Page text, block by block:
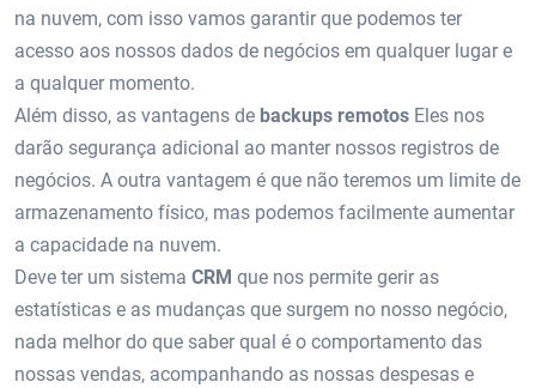
na nuvem, com isso vamos garantir que podemos ter
acesso aos nossos dados de negócios em qualquer lugar e
a qualquer momento.
Além disso, as vantagens de backups remotos Eles nos
darão segurança adicional ao manter nossos registros de
negócios. A outra vantagem é que não teremos um limite de
armazenamento físico, mas podemos facilmente aumentar
a capacidade na nuvem.
Deve ter um sistema CRM que nos permite gerir as
estatísticas e as mudanças que surgem no nosso negócio,
nada melhor do que saber qual é o comportamento das
nossas vendas, acompanhando as nossas despesas e